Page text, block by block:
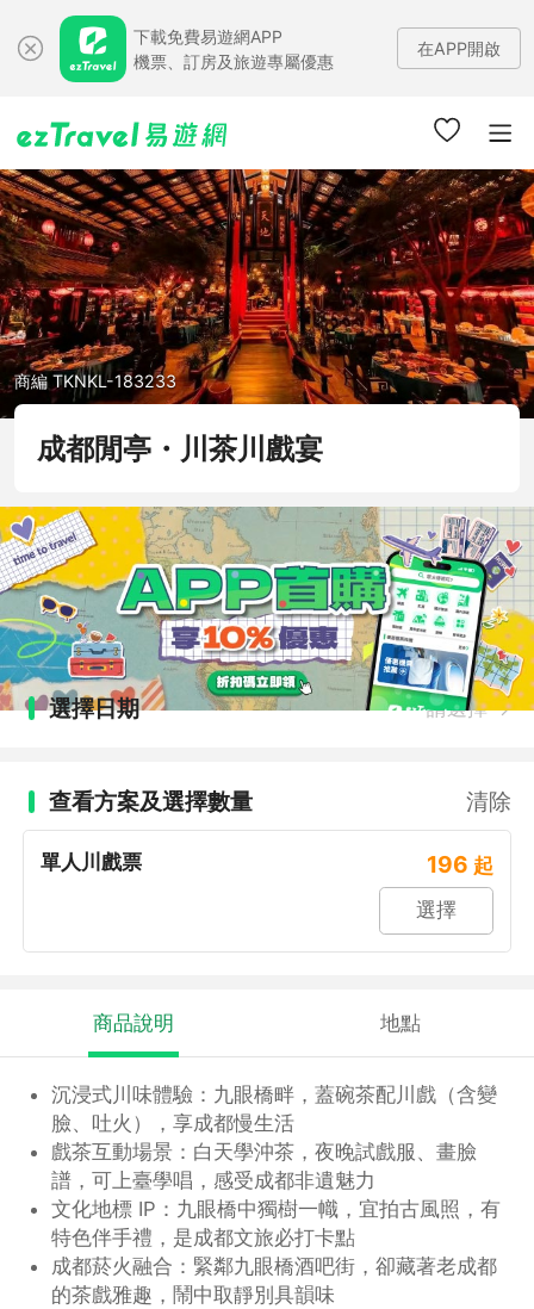
下載免費易遊網APP
機票、訂房及旅遊專屬優惠
在APP開啟
商編 TKNKL-183233
成都閒亭・川茶川戲宴
選擇日期 請選擇
查看方案及選擇數量 清除
單人川戲票 196 起
選擇
商品說明 地點
沉浸式川味體驗：九眼橋畔，蓋碗茶配川戲（含變
臉、吐火），享成都慢生活
戲茶互動場景：白天學沖茶，夜晚試戲服、畫臉
譜，可上臺學唱，感受成都非遺魅力
文化地標 IP：九眼橋中獨樹一幟，宜拍古風照，有
特色伴手禮，是成都文旅必打卡點
成都菸火融合：緊鄰九眼橋酒吧街，卻藏著老成都
的茶戲雅趣，鬧中取靜別具韻味